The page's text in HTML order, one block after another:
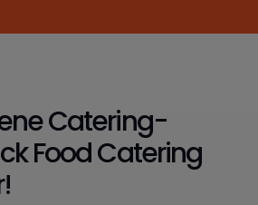
Catering-
Food Catering